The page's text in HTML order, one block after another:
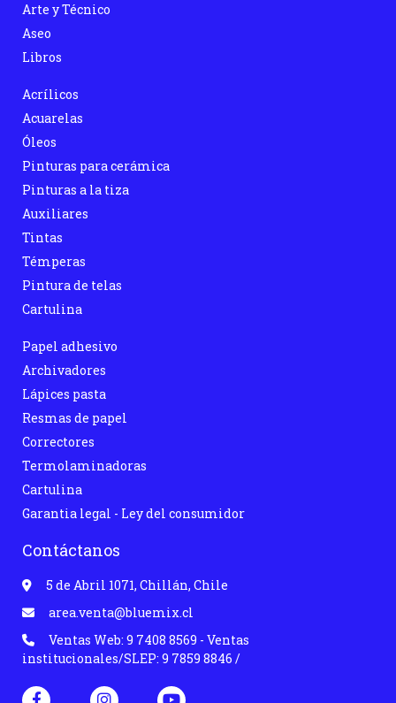
Arte y Técnico
Aseo
Libros
Acrílicos
Acuarelas
Óleos
Pinturas para cerámica
Pinturas a la tiza
Auxiliares
Tintas
Témperas
Pintura de telas
Cartulina
Papel adhesivo
Archivadores
Lápices pasta
Resmas de papel
Correctores
Termolaminadoras
Cartulina
Garantia legal - Ley del consumidor
Contáctanos
5 de Abril 1071, Chillán, Chile
area.venta@bluemix.cl
Ventas Web: 9 7408 8569 - Ventas
institucionales/SLEP: 9 7859 8846 /